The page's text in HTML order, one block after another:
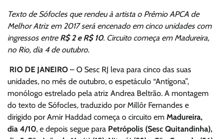
Texto de Sófocles que rendeu à artista o Prêmio APCA de
Melhor Atriz em 2017 será encenado em cinco unidades com
ingressos entre R$ 2 e R$ 10. Circuito começa em Madureira,
no Rio, dia 4 de outubro.
RIO DE JANEIRO – O Sesc RJ leva para cinco das suas
unidades, no mês de outubro, o espetáculo “Antígona”,
monólogo estrelado pela atriz Andrea Beltrão. A montagem
do texto de Sófocles, traduzido por Millôr Fernandes e
dirigido por Amir Haddad começa o circuito em Madureira,
dia 4/10, e depois segue para Petrópolis (Sesc Quitandinha),